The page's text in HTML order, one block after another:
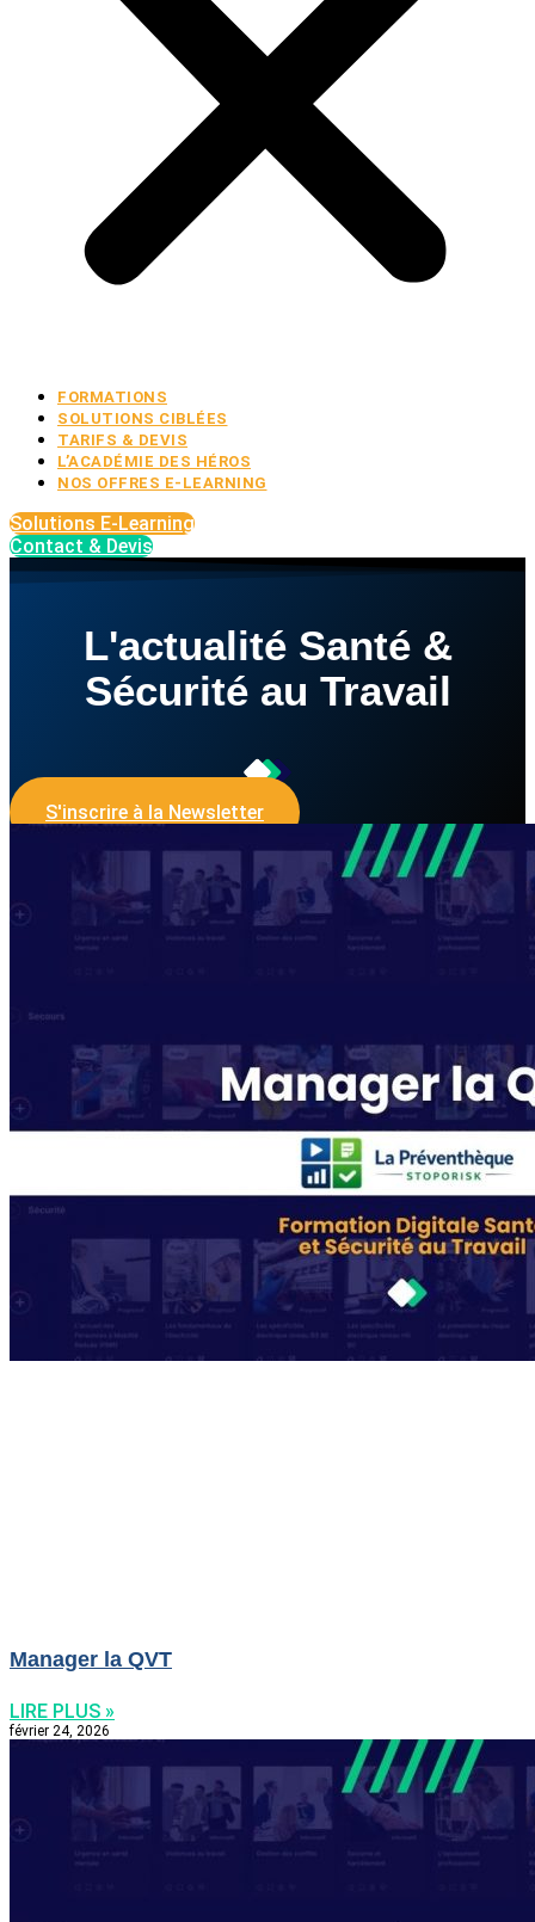
FORMATIONS
SOLUTIONS CIBLÉES
TARIFS & DEVIS
L’ACADÉMIE DES HÉROS
NOS OFFRES E-LEARNING
Solutions E-Learning
Contact & Devis
L'actualité Santé &
Sécurité au Travail
S'inscrire à la Newsletter
Manager la QVT
LIRE PLUS »
février 24, 2026